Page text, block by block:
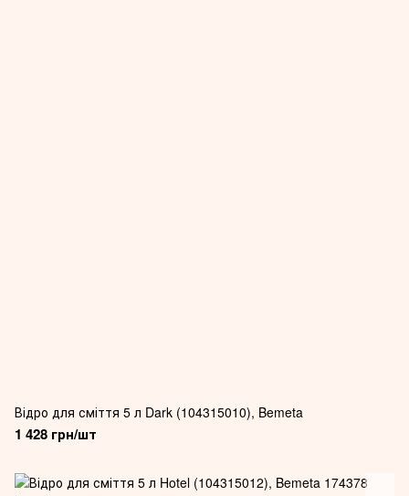
Відро для сміття 5 л Dark (104315010), Bemeta
1 428 грн/шт